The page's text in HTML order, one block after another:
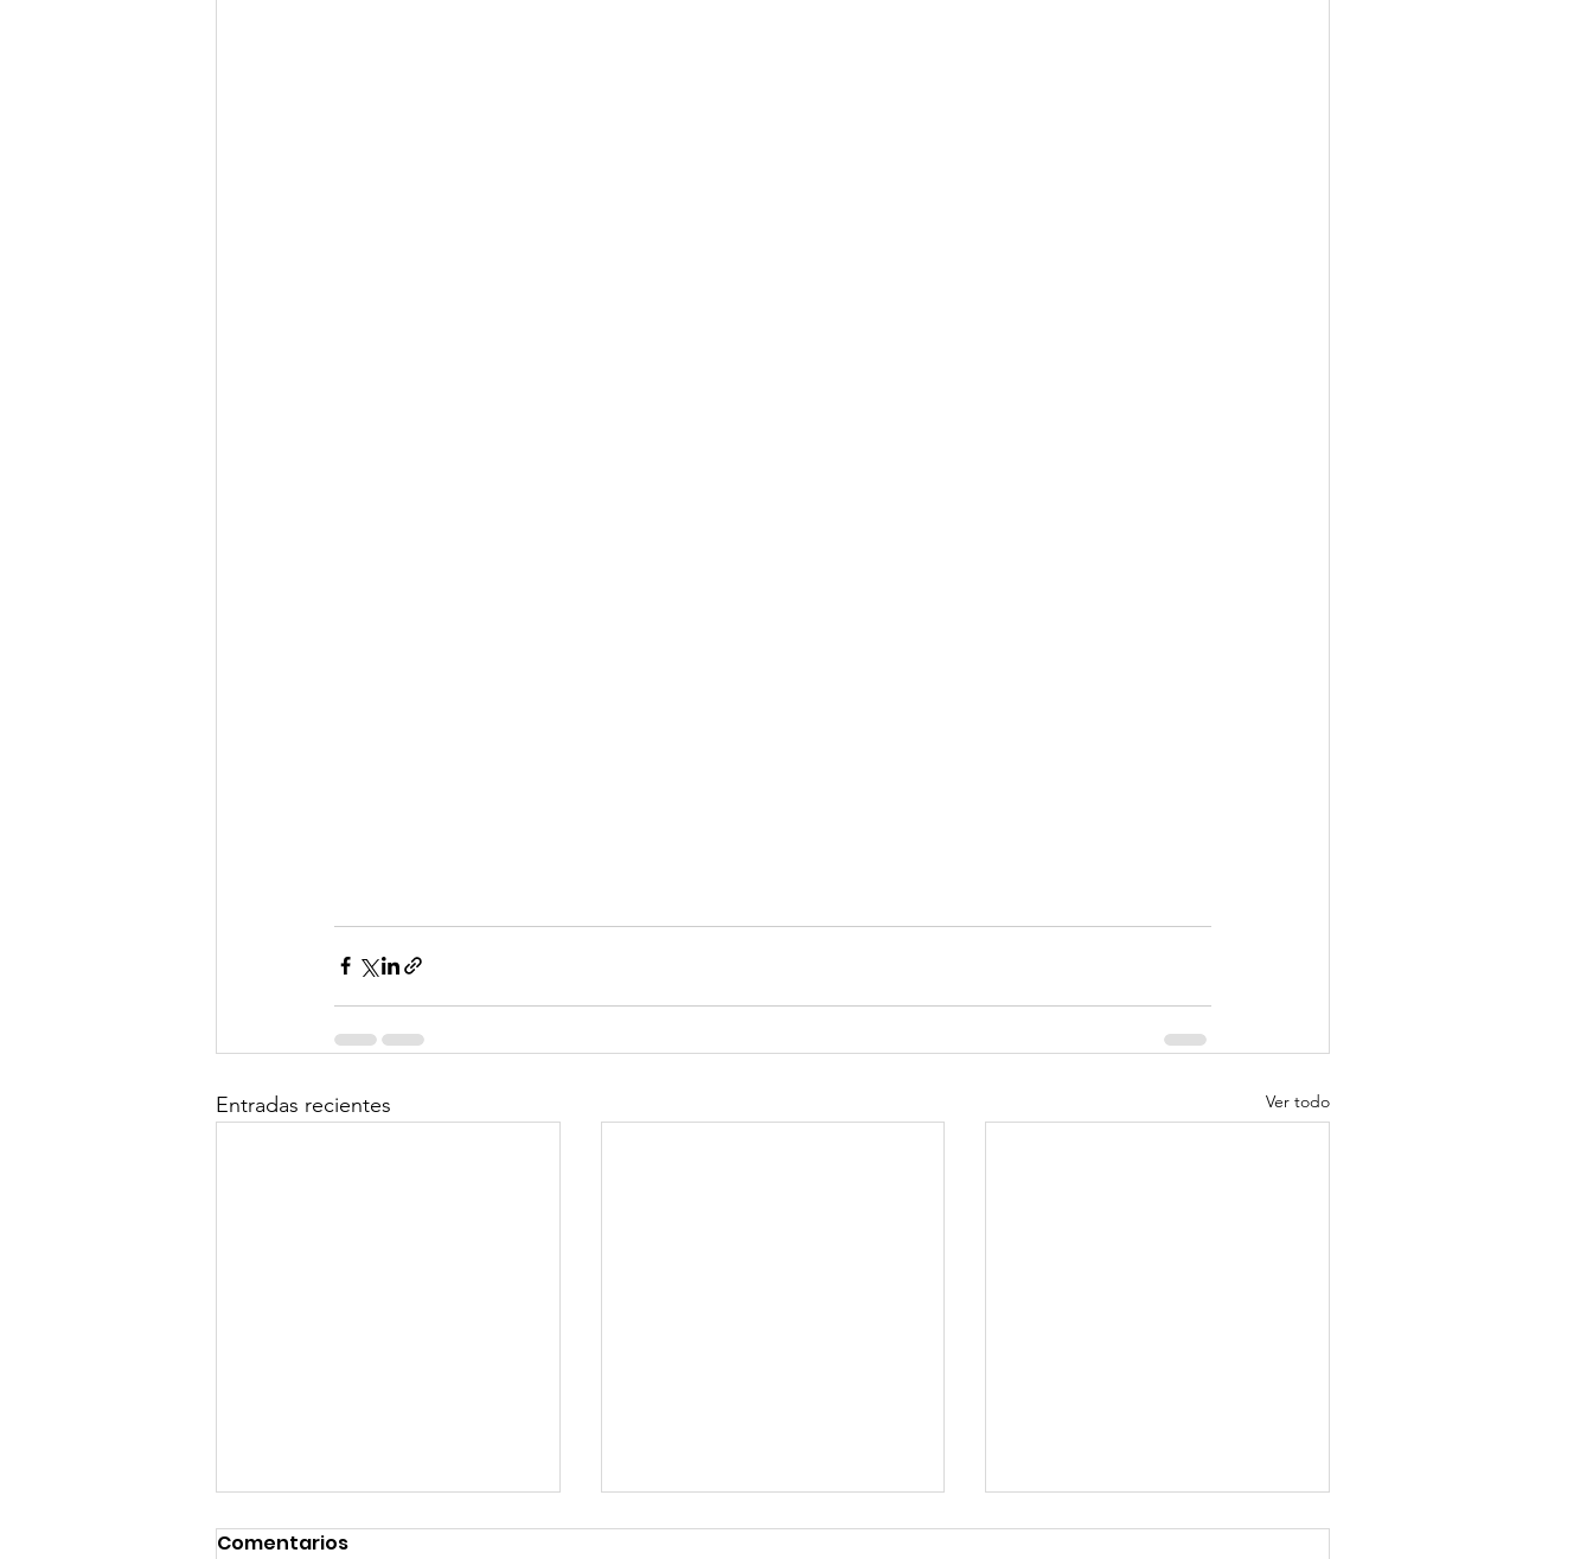
Entradas recientes Ver todo
Comentarios